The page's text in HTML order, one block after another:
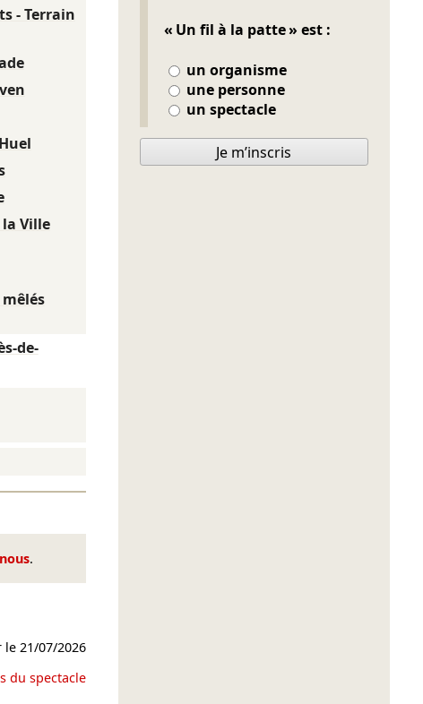
- Terrain
Ville
de-
.
le21/07/2026
du spectacle
« Un fil à la patte » est :
un organisme
une personne
un spectacle
Je m’inscris